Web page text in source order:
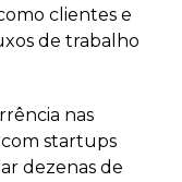
clientes e
de trabalho
nas
startups
dezenas de